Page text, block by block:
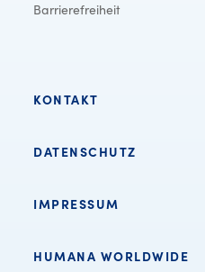
Barrierefreiheit
KONTAKT
DATENSCHUTZ
IMPRESSUM
HUMANA WORLDWIDE